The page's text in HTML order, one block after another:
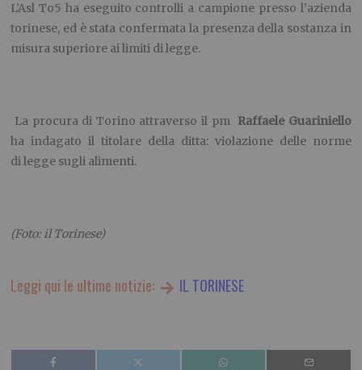
L’Asl To5 ha eseguito controlli a campione presso l’azienda
torinese, ed è stata confermata la presenza della sostanza in
misura superiore ai limiti di legge.
La procura di Torino attraverso il pm Raffaele Guariniello
ha indagato il titolare della ditta: violazione delle norme
di legge sugli alimenti.
(Foto: il Torinese)
Leggi qui le ultime notizie: IL TORINESE